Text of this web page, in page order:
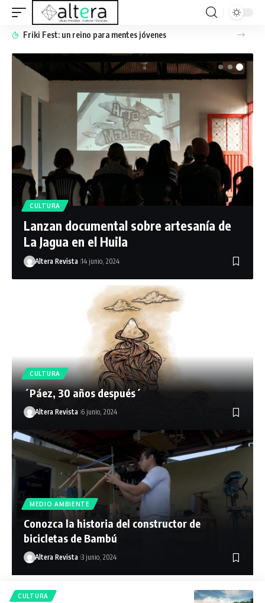
sobre artesanía de
el Huila
junio, 2024 Altera Revista
CULTURA
´Páez, 30 años después´
Altera Revista 6 junio, 2024
MEDIO AMBIENTE
Conozca la historia del constructor de
bicicletas de Bambú
Altera Revista 3 junio, 2024
CULTURA